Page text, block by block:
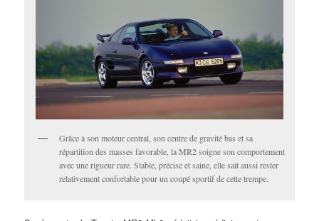
Grâce à son moteur central, son centre de gravité bas et sa
répartition des masses favorable, la MR2 soigne son comportement
avec une rigueur rare. Stable, précise et saine, elle sait aussi rester
relativement confortable pour un coupé sportif de cette trempe.